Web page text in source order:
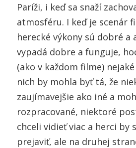
Paríži, i keď sa snaží
atmosféru. I keď je scenár
herecké výkony sú dobré a
vypadá dobre a funguje,
(ako v každom filme)
nich by mohla byť tá, že
zaujímavejšie ako iné a
rozpracované, niektoré
chceli vidieť viac a herci by
prejaviť, ale na druhej